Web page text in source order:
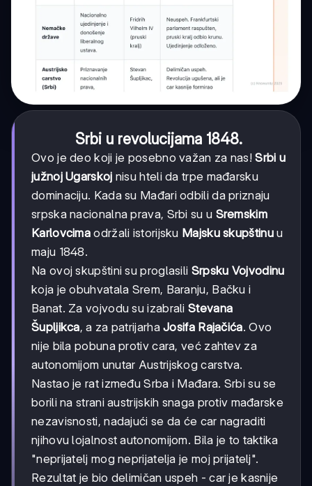
Srbi u revolucijama 1848.
Ovo je deo koji je posebno važan za nas!Srbi u
južnoj Ugarskoj nisu hteli da trpe mađarsku
dominaciju. Kada su Mađari odbili da priznaju
srpska nacionalna prava, Srbi su u Sremskim
Karlovcima održali istorijsku Majsku skupštinuu
maju 1848.
Na ovoj skupštini su proglasili Srpsku Vojvodinu
koja je obuhvatala Srem, Baranju, Bačku i
Banat. Za vojvodu su izabraliStevana
Šupljikca, a za patrijarhaJosifa Rajačića. Ovo
nije bila pobuna protiv cara, već zahtev za
autonomijom unutar Austrijskog carstva.
Nastao je rat između Srba i Mađara. Srbi su se
borili na strani austrijskih snaga protiv mađarske
nezavisnosti, nadajući se da će car nagraditi
njihovu lojalnost autonomijom. Bila je to taktika
"neprijatelj mog neprijatelja je moj prijatelj".
Rezultat je bio delimičan uspeh - car je kasnije